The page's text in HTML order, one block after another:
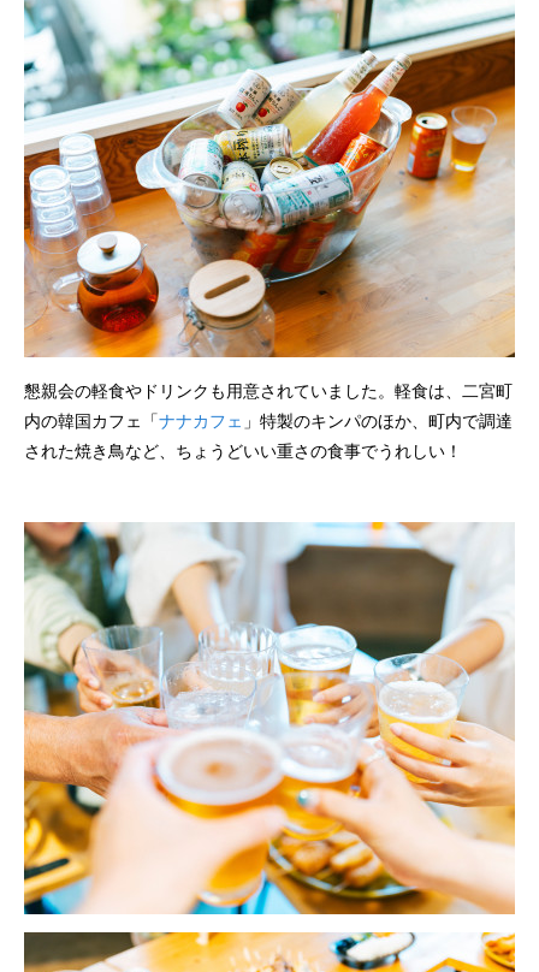
懇親会の軽食やドリンクも用意されていました。軽食は、二宮町
内の韓国カフェ「ナナカフェ 」特製のキンパのほか、町内で調達
された焼き鳥など、ちょうどいい重さの食事でうれしい！